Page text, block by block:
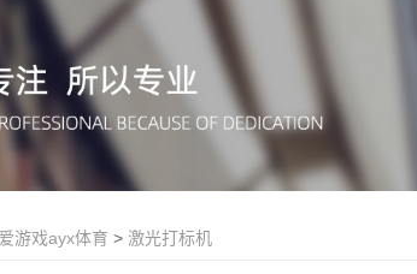
爱游戏ayx体育 > 激光打标机